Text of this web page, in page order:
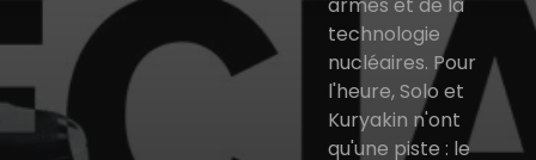
technologie
nucléaires. Pour
l'heure, Solo et
Kuryakin n'ont
qu'une piste : le